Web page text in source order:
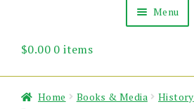
Menu
About Us
$0.00 0 items
Home Books & Media History